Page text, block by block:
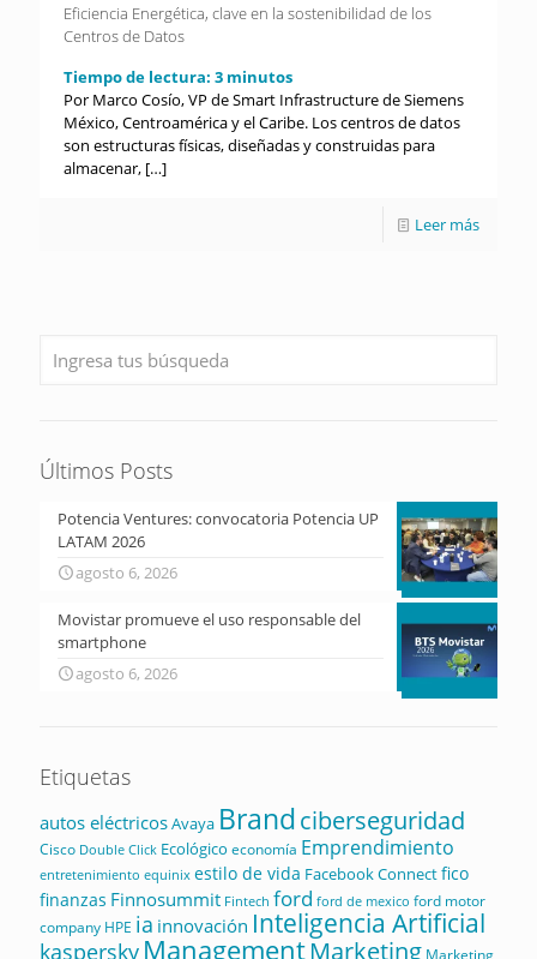
Eficiencia Energética, clave en la sostenibilidad de los
Centros de Datos
Tiempo de lectura: 3 minutos
Por Marco Cosío, VP de Smart Infrastructure de Siemens
México, Centroamérica y el Caribe. Los centros de datos
son estructuras físicas, diseñadas y construidas para
almacenar, […]
Leer más
Últimos Posts
Potencia Ventures: convocatoria Potencia UP
LATAM 2026
agosto 6, 2026
Movistar promueve el uso responsable del
smartphone
agosto 6, 2026
Etiquetas
autos eléctricosAvaya Brandciberseguridad
Cisco Double Click Ecológico economía Emprendimiento
entretenimiento equinix estilo de vida Facebook Connectfico
finanzas Finnosummit Fintech ford ford de mexico ford motor
company HPE ia innovación Inteligencia Artificial
kaspersky ManagementMarketing Marketing